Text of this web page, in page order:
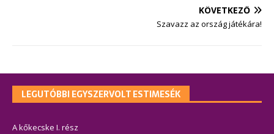
KÖVETKEZŐ
Szavazz az ország játékára!
LEGUTÓBBI EGYSZERVOLT ESTIMESÉK
A kőkecske I. rész